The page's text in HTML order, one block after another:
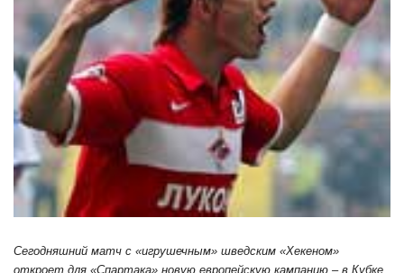
Сегодняшний матч с «игрушечным» шведским «Хекеном»
откроет для «Спартака» новую европейскую кампанию – в Кубке